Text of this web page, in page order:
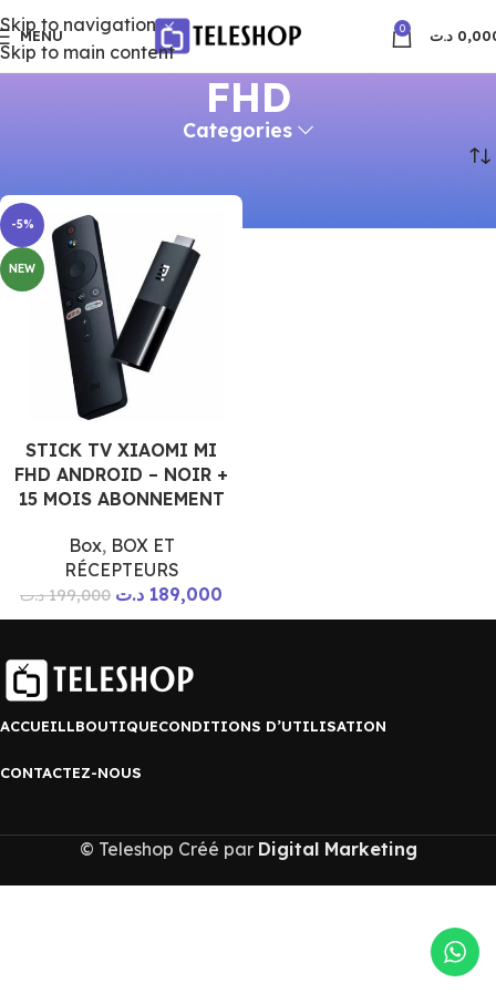
Skip to navigation
Skip to main content
MENU 0 د.ت
FHD
Categories
-5%
NEW
STICK TV XIAOMI MI
FHD ANDROID – NOIR +
15 MOIS ABONNEMENT
Box, BOX ET
RÉCEPTEURS
199,000 د.ت 189,000 د.ت
ACCUEILLBOUTIQUECONDITIONS D’UTILISATION
CONTACTEZ-NOUS
© Teleshop Créé par Digital Marketing